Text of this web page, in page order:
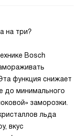
на три?
Bosch
функция снижает
до минимального
заморозки.
льда
вкус